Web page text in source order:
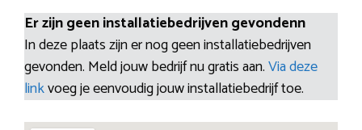
Er zijn geen installatiebedrijven gevondenn
In deze plaats zijn er nog geen installatiebedrijven
gevonden. Meld jouw bedrijf nu gratis aan.Via deze
linkvoeg je eenvoudig jouw installatiebedrijf toe.